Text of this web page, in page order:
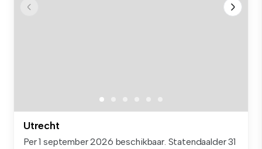
Utrecht
Per 1 september 2026 beschikbaar. Statendaalder 31